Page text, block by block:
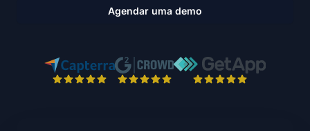
Agendar uma demo